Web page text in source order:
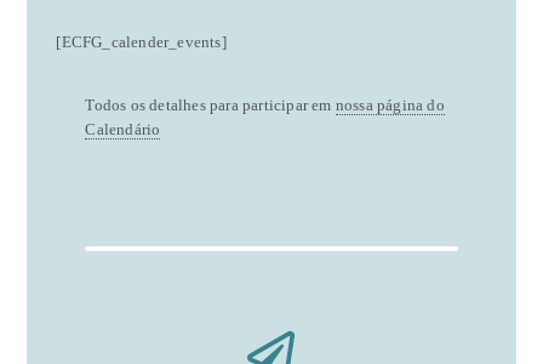
[ECFG_calender_events]
Todos os detalhes para participar em nossa página do
Calendário